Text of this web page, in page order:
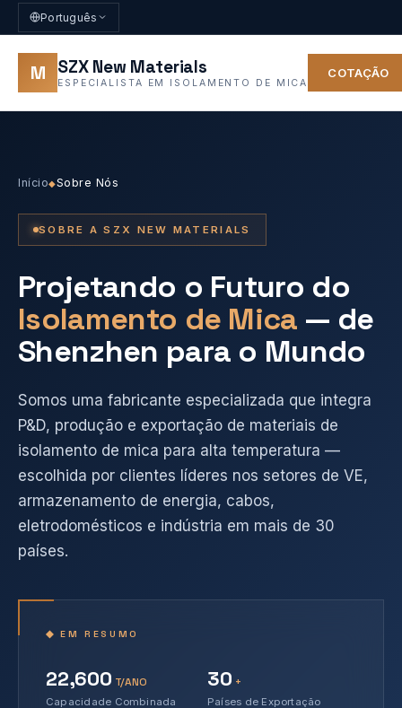
Português
M SZX New Materials
ESPECIALISTA EM ISOLAMENTO DE MICA
COTAÇÃO
Início◆Sobre Nós
SOBRE A SZX NEW MATERIALS
Projetando o Futuro do
Isolamento de Mica — de
Shenzhen para o Mundo
Somos uma fabricante especializada que integra
P&D, produção e exportação de materiais de
isolamento de mica para alta temperatura —
escolhida por clientes líderes nos setores de VE,
armazenamento de energia, cabos,
eletrodomésticos e indústria em mais de 30
países.
◆ EM RESUMO
22,600 T/ANO
Capacidade Combinada
30 +
Países de Exportação